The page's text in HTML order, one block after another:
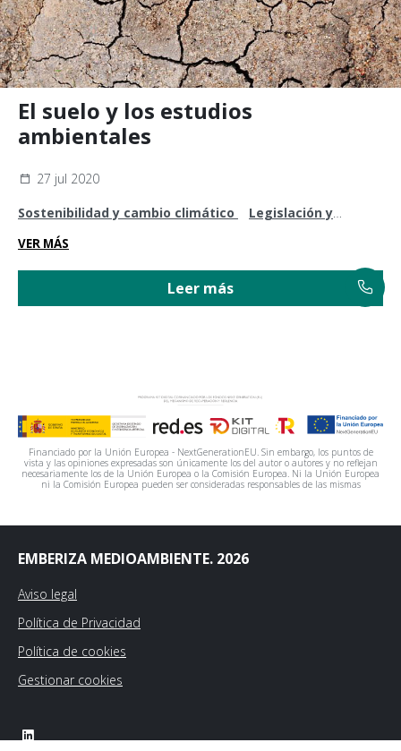
El suelo y los estudios
ambientales
27 jul 2020
Sostenibilidad y cambio climático
Legislación y
normativa
VER MÁS
Leer más
Financiado por la Unión Europea - NextGenerationEU. Sin embargo, los puntos de
vista y las opiniones expresadas son únicamente los del autor o autores y no reflejan
necesariamente los de la Unión Europea o la Comisión Europea. Ni la Unión Europea
ni la Comisión Europea pueden ser consideradas responsables de las mismas
EMBERIZA MEDIOAMBIENTE. 2026
Aviso legal
Política de Privacidad
Política de cookies
Gestionar cookies